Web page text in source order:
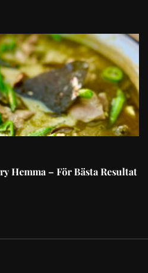
Hemma – För Bästa Resultat